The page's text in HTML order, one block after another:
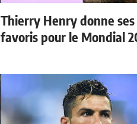
Thierry Henry donne
favoris pour le Mondial